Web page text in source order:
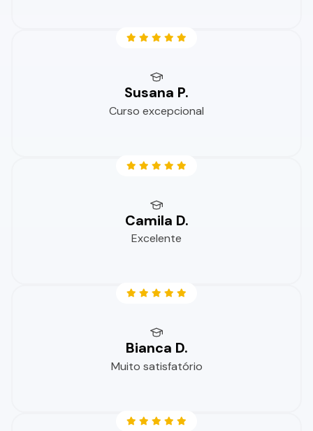
Susana P.
Curso excepcional
Camila D.
Excelente
Bianca D.
Muito satisfatório